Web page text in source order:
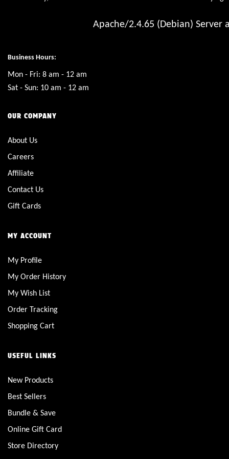
Apache/2.4.65 (Debian) Server
Business Hours:
Mon - Fri: 8 am - 12 am
Sat - Sun: 10 am - 12 am
OUR COMPANY
About Us
Careers
Affiliate
Contact Us
Gift Cards
MY ACCOUNT
My Profile
My Order History
My Wish List
Order Tracking
Shopping Cart
USEFUL LINKS
New Products
Best Sellers
Bundle & Save
Online Gift Card
Store Directory